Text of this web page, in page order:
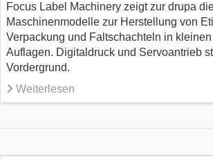
Focus Label Machinery zeigt zur drupa
Maschinenmodelle zur Herstellung von
Verpackung und Faltschachteln in
Auflagen. Digitaldruck und Servoantrieb
Vordergrund.
Weiterlesen